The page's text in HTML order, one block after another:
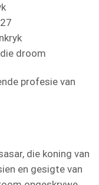
droom
profesie van
die koning van
en gesigte van